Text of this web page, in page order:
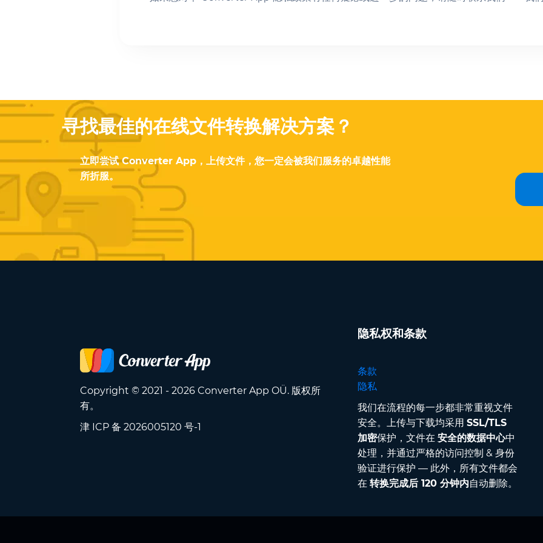
寻找最佳的在线文件转换解决方案？
立即尝试 Converter App，上传文件，您一定会被我们服务的卓越性能
所折服。
Copyright © 2021 - 2026 Converter App OÜ. 版权所
有。
津 ICP 备 2026005120 号-1
隐私权和条款
条款
隐私
我们在流程的每一步都非常重视文件
安全。上传与下载均采用 SSL/TLS
加密保护，文件在 安全的数据中心中
处理，并通过严格的访问控制 & 身份
验证进行保护 — 此外，所有文件都会
在 转换完成后 120 分钟内自动删除。